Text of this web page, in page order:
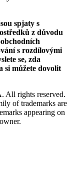
spjaty s
z důvodu
s rozdílovými
se, zda
si můžete dovolit
All rights reserved.
of trademarks are
appearing on